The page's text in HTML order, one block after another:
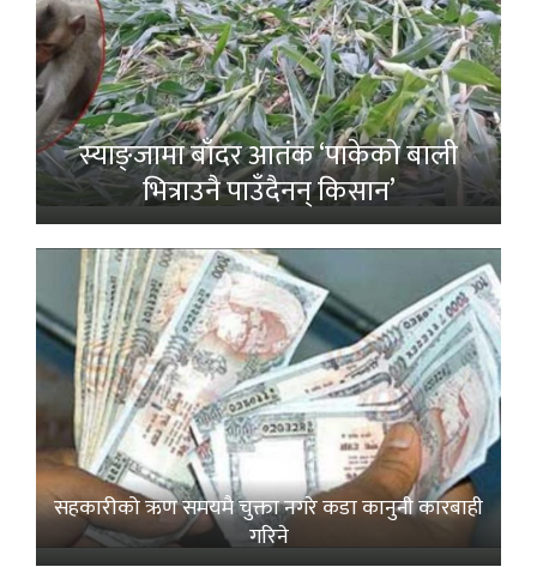
स्याङ्जामा बाँदर आतंक ‘पाकेको बाली
भित्राउनै पाउँदैनन् किसान’
सहकारीको ऋण समयमै चुक्ता नगरे कडा कानुनी कारबाही
गरिने